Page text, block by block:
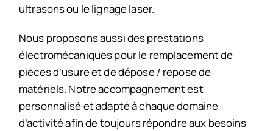
ultrasons ou le lignage laser.
Nous proposons aussi des prestations
électromécaniques pour le remplacement de
pièces d’usure et de dépose / repose de
matériels. Notre accompagnement est
personnalisé et adapté à chaque domaine
d’activité afin de toujours répondre aux besoins